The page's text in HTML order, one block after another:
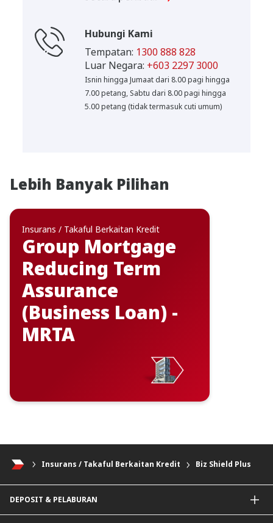
Hubungi Kami
Tempatan: 1300 888 828
Luar Negara: +603 2297 3000
Isnin hingga Jumaat dari 8.00 pagi hingga
7.00 petang, Sabtu dari 8.00 pagi hingga
5.00 petang (tidak termasuk cuti umum)
Lebih Banyak Pilihan
Insurans / Takaful Berkaitan Kredit
Group Mortgage
Reducing Term
Assurance
(Business Loan) -
MRTA
Insurans / Takaful Berkaitan Kredit Biz Shield Plus
DEPOSIT & PELABURAN